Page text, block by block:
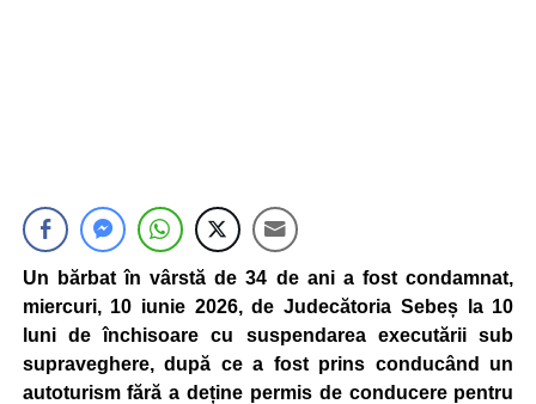
Un bărbat în vârstă de 34 de ani a fost condamnat,
miercuri, 10 iunie 2026, de Judecătoria Sebeș la 10
luni de închisoare cu suspendarea executării sub
supraveghere, după ce a fost prins conducând un
autoturism fără a deține permis de conducere pentru